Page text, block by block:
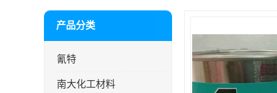
产品分类
氰特
南大化工材料